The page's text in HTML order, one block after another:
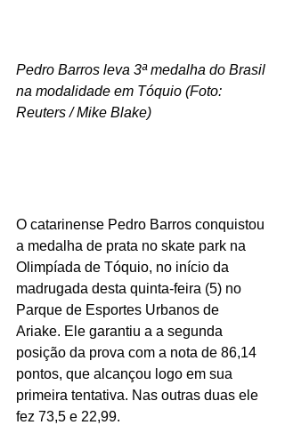
Pedro Barros leva 3ª medalha do Brasil
na modalidade em Tóquio (Foto:
Reuters / Mike Blake)
O catarinense Pedro Barros conquistou
a medalha de prata no skate park na
Olimpíada de Tóquio, no início da
madrugada desta quinta-feira (5) no
Parque de Esportes Urbanos de
Ariake. Ele garantiu a a segunda
posição da prova com a nota de 86,14
pontos, que alcançou logo em sua
primeira tentativa. Nas outras duas ele
fez 73,5 e 22,99.